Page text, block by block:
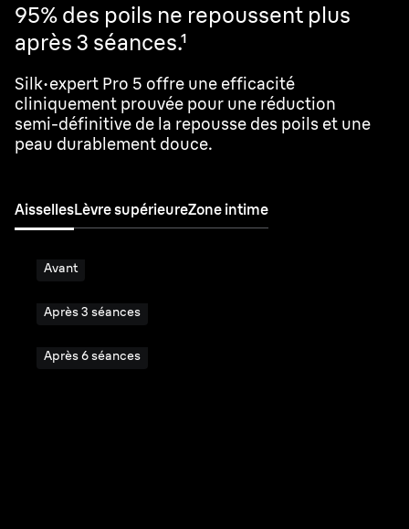
95% des poils ne repoussent plus
après 3 séances.¹
Silk·expert Pro 5 offre une efficacité
cliniquement prouvée pour une réduction
semi-définitive de la repousse des poils et une
peau durablement douce.
AissellesLèvre supérieureZone intime
Avant
Après 3 séances
Après 6 séances